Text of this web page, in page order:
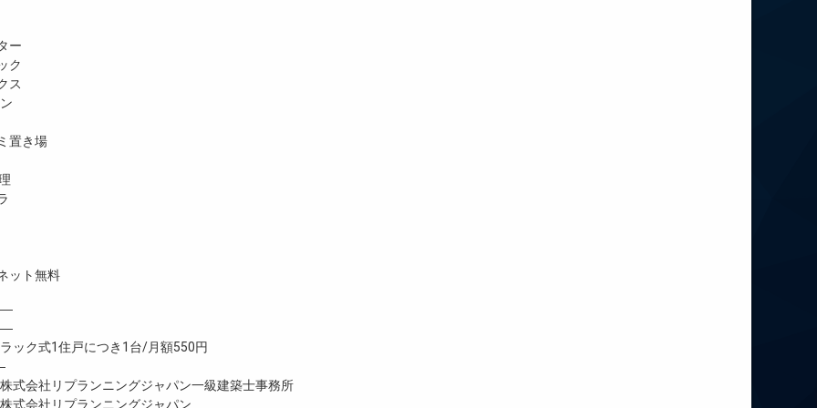
ー
ク
ス
置き場
ット無料
―
式1住戸につき1台/月額550円
社リプランニングジャパン一級建築士事務所
社リプランニングジャパン